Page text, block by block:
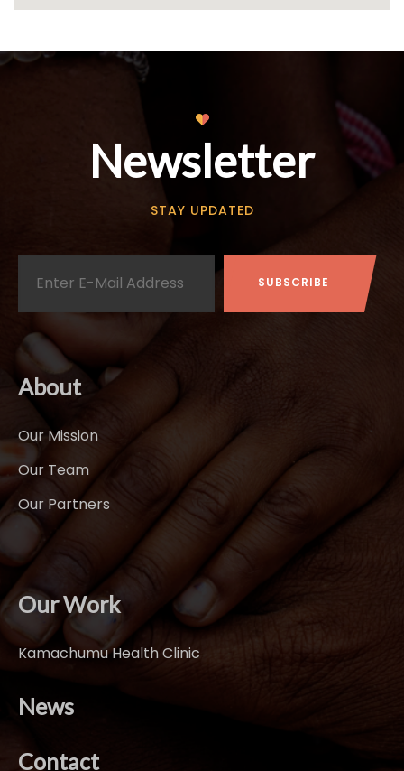
Newsletter
STAY UPDATED
About
Our Mission
Our Team
Our Partners
Our Work
Kamachumu Health Clinic
News
Contact